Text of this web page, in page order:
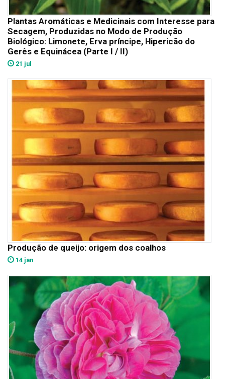
Plantas Aromáticas e Medicinais com Interesse para
Secagem, Produzidas no Modo de Produção
Biológico: Limonete, Erva príncipe, Hipericão do
Gerês e Equinácea (Parte I / II)
21 jul
Produção de queijo: origem dos coalhos
14 jan